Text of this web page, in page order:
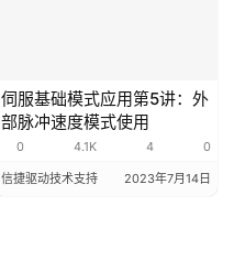
伺服基础模式应用第5讲：外
部脉冲速度模式使用
0 4.1K 4 0
信捷驱动技术支持 2023年7月14日